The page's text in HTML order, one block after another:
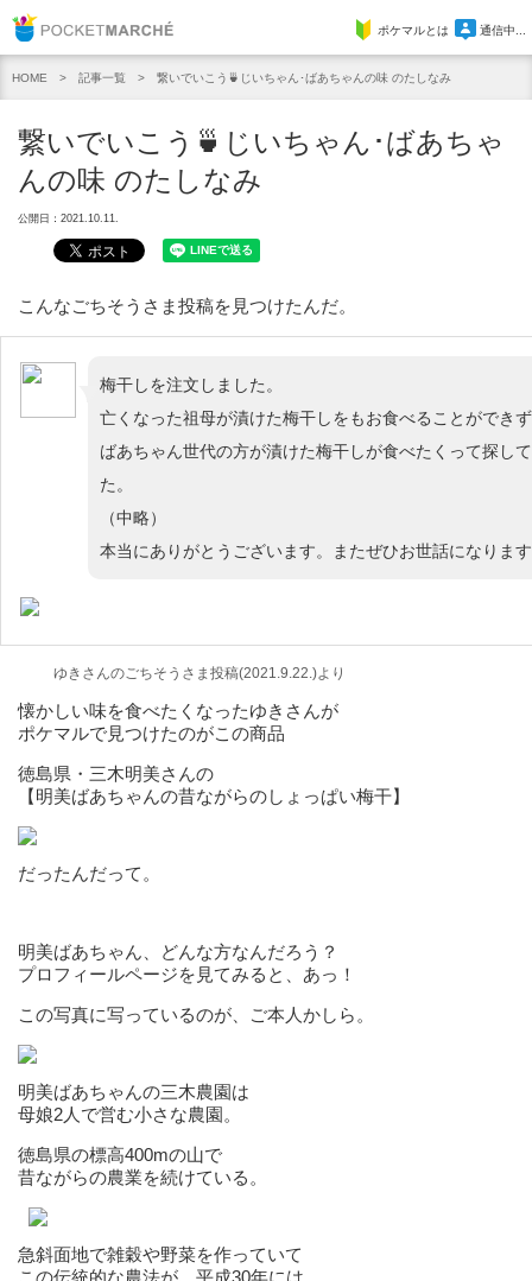
Pocket Marcheポケマルとは 通信中...
HOME 記事一覧 繋いでいこう🍵じいちゃん･ばあちゃんの味 のたしなみ
繋いでいこう🍵じいちゃん･ばあちゃ
んの味 のたしなみ
公開日：2021.10.11.
こんなごちそうさま投稿を見つけたんだ。
梅干しを注文しました。
亡くなった祖母が漬けた梅干しをもお食べることができ
ばあちゃん世代の方が漬けた梅干しが食べたくって探し
た。
（中略）
本当にありがとうございます。またぜひお世話になりま
ゆきさんのごちそうさま投稿(2021.9.22.)より
懐かしい味を食べたくなったゆきさんが
ポケマルで見つけたのがこの商品
徳島県・三木明美さんの
【明美ばあちゃんの昔ながらのしょっぱい梅干】
だったんだって。
明美ばあちゃん、どんな方なんだろう？
プロフィールページを見てみると、あっ！
この写真に写っているのが、ご本人かしら。
明美ばあちゃんの三木農園は
母娘2人で営む小さな農園。
徳島県の標高400mの山で
昔ながらの農業を続けている。
急斜面地で雑穀や野菜を作っていて
この伝統的な農法が、平成30年には